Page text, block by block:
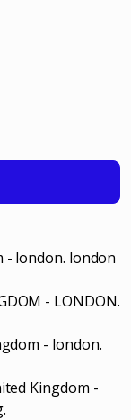
- london. london
- LONDON.
- london.
Kingdom -